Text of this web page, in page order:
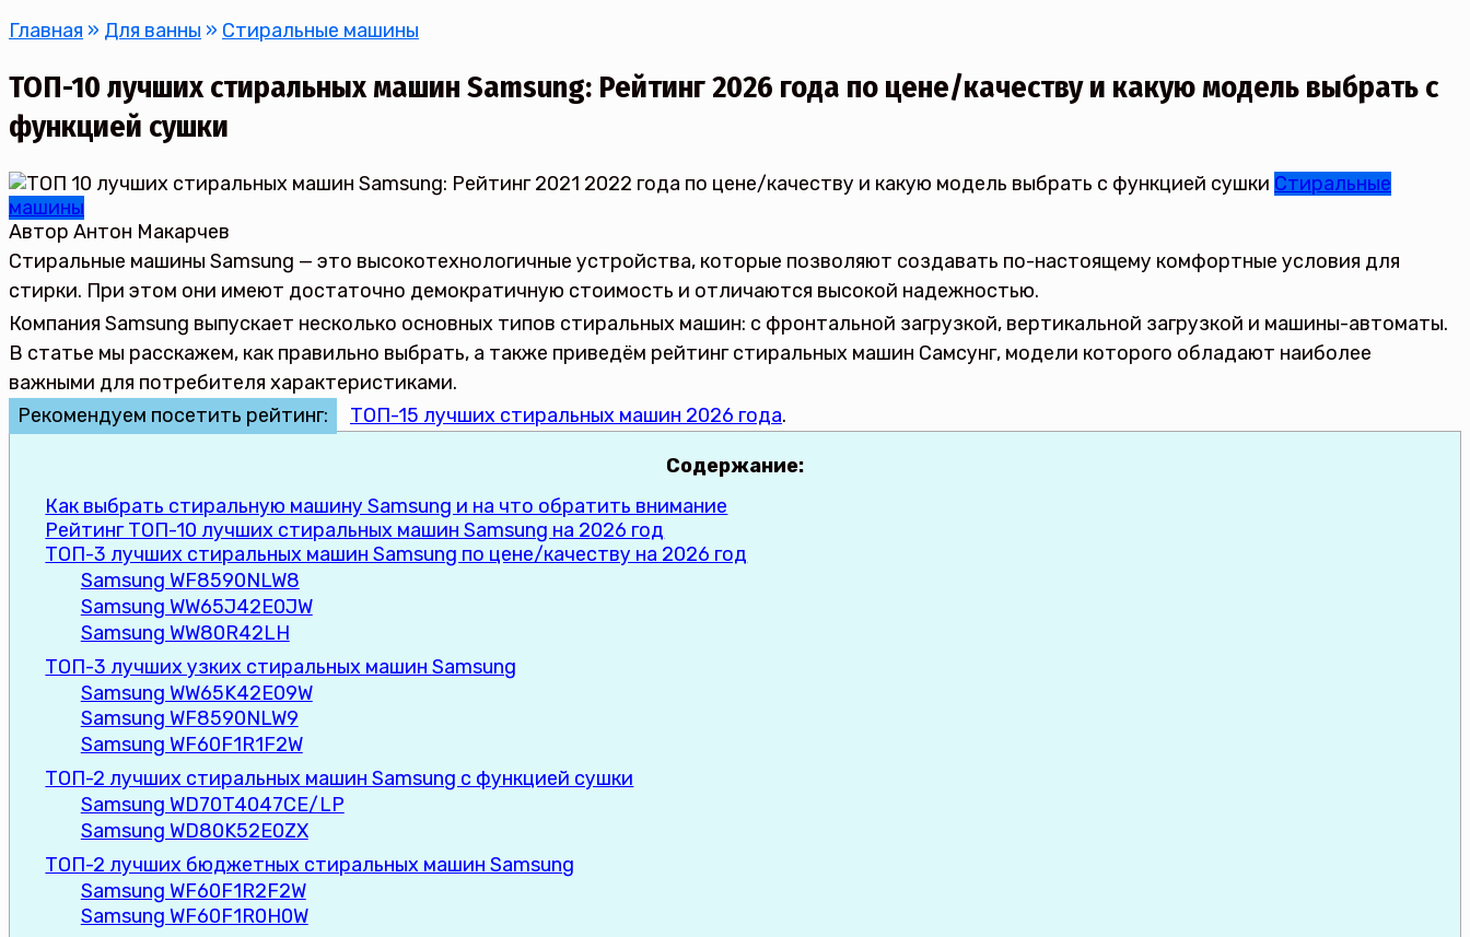
Главная » Для ванны » Стиральные машины
ТОП-10 лучших стиральных машин Samsung: Рейтинг 2026 года по цене/качеству и какую модель выбрать с
функцией сушки
Стиральные
машины
Автор Антон Макарчев
Стиральные машины Samsung — это высокотехнологичные устройства, которые позволяют создавать по-настоящему комфортные условия для
стирки. При этом они имеют достаточно демократичную стоимость и отличаются высокой надежностью.
Компания Samsung выпускает несколько основных типов стиральных машин: с фронтальной загрузкой, вертикальной загрузкой и машины-автоматы.
В статье мы расскажем, как правильно выбрать, а также приведём рейтинг стиральных машин Самсунг, модели которого обладают наиболее
важными для потребителя характеристиками.
Рекомендуем посетить рейтинг:
ТОП-15 лучших стиральных машин 2026 года.
Содержание:
Как выбрать стиральную машину Samsung и на что обратить внимание
Рейтинг ТОП-10 лучших стиральных машин Samsung на 2026 год
ТОП-3 лучших стиральных машин Samsung по цене/качеству на 2026 год
Samsung WF8590NLW8
Samsung WW65J42E0JW
Samsung WW80R42LH
ТОП-3 лучших узких стиральных машин Samsung
Samsung WW65K42E09W
Samsung WF8590NLW9
Samsung WF60F1R1F2W
ТОП-2 лучших стиральных машин Samsung с функцией сушки
Samsung WD70T4047CE/LP
Samsung WD80K52E0ZX
ТОП-2 лучших бюджетных стиральных машин Samsung
Samsung WF60F1R2F2W
Samsung WF60F1R0H0W